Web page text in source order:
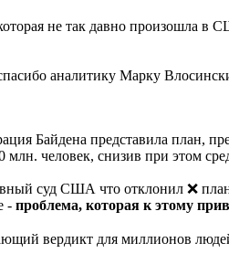
не так давно произошла
аналитику Марку
Байдена представила план,
млн. человек, снизив при этом
суд США что отклонил ❌
- проблема, которая к этому
вердикт для миллионов